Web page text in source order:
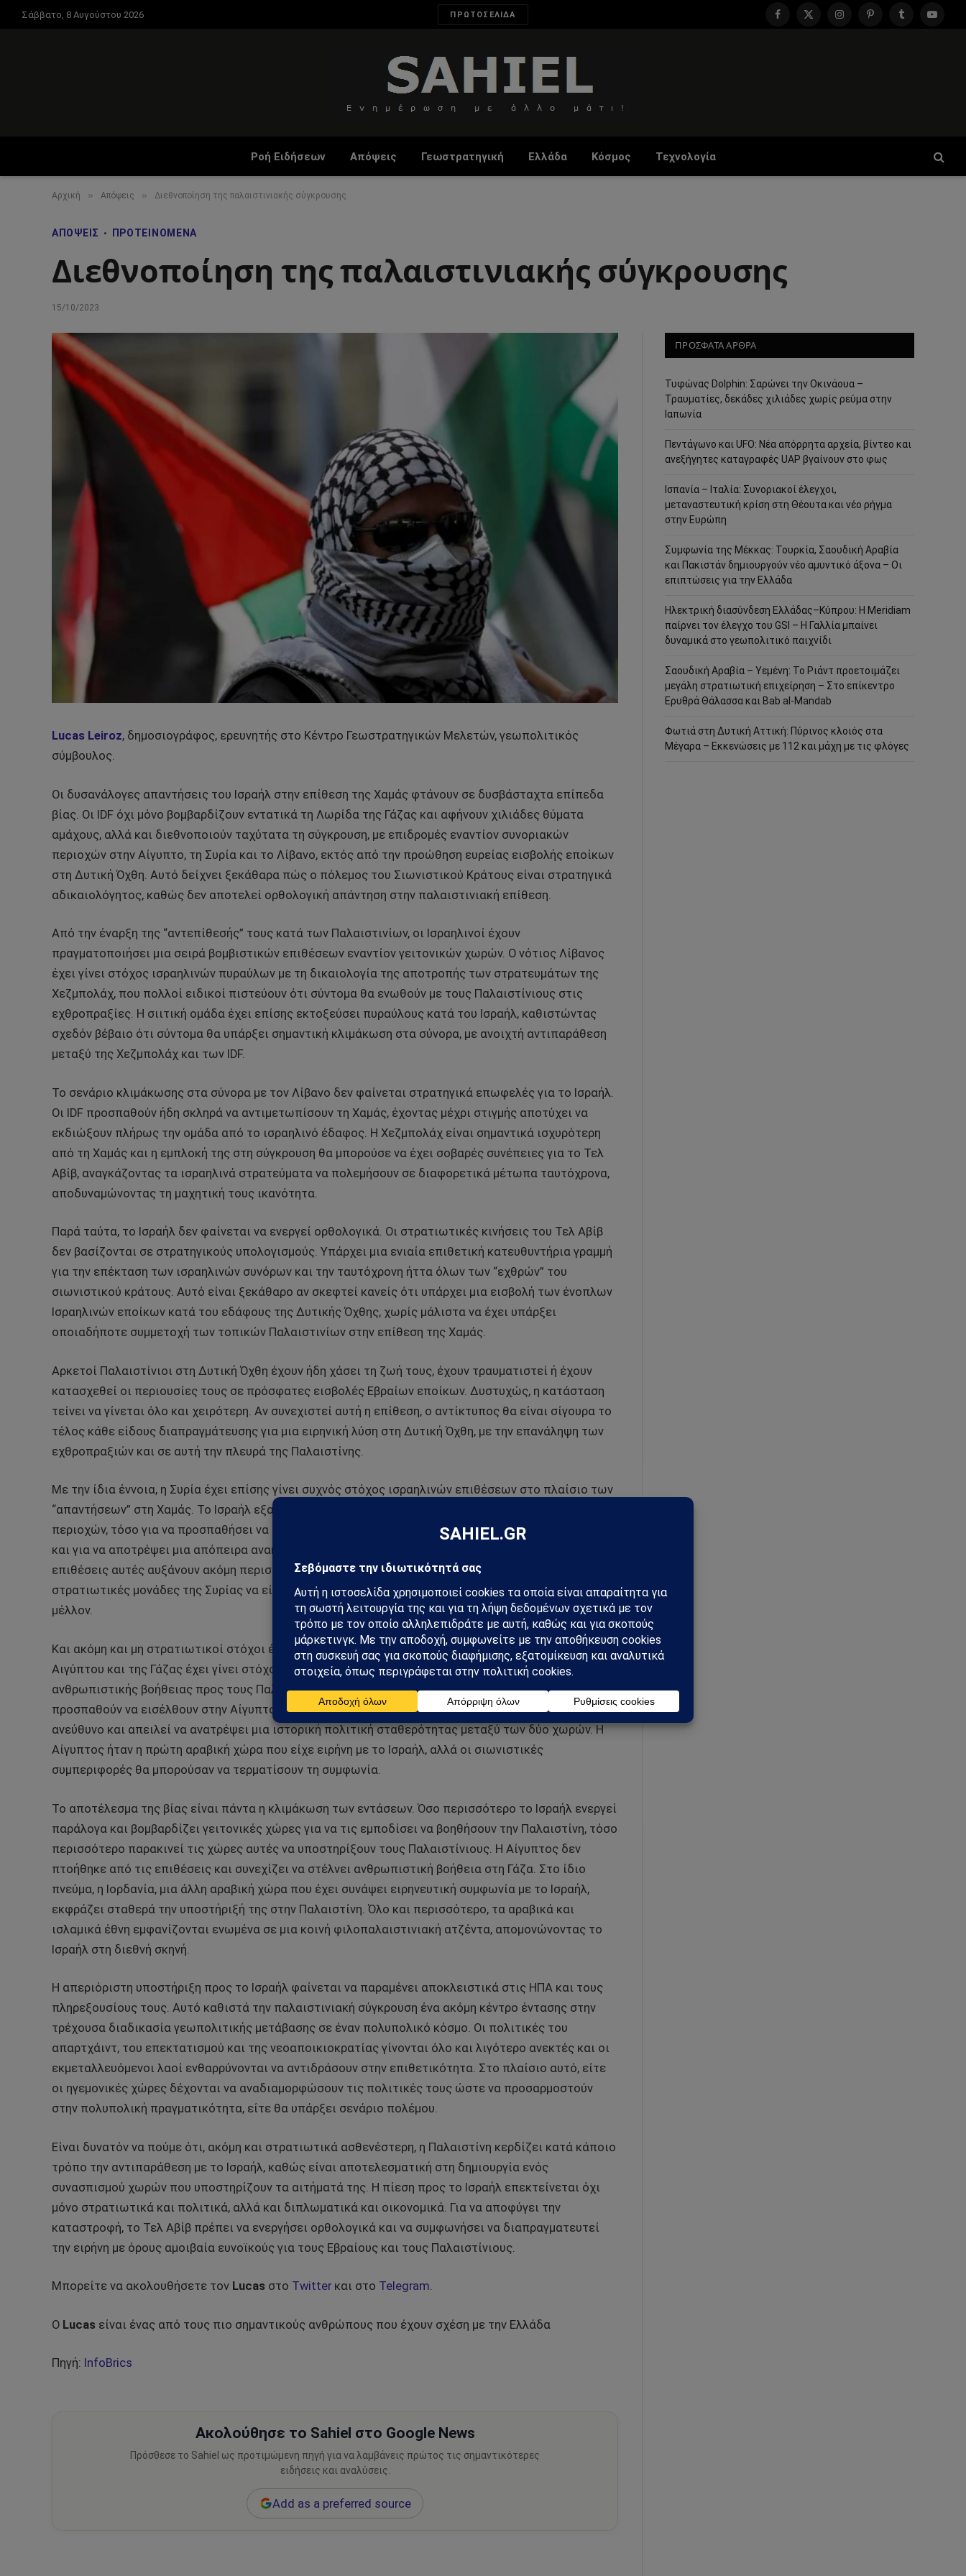
Σάββατο, 8 Αυγούστου 2026 ΠΡΩΤΟΣΕΛΙΔΑ
Facebook
X
InstagramPinterestTumblr
Ροή Ειδήσεων Απόψεις Γεωστρατηγική Ελλάδα Κόσμος Τεχνολογία
Αρχική » Απόψεις » Διεθνοποίηση της παλαιστινιακής σύγκρουσης
ΑΠΌΨΕΙΣ ΠΡΟΤΕΙΝΌΜΕΝΑ
Διεθνοποίηση της παλαιστινιακής σύγκρουσης
15/10/2023
Lucas Leiroz, δημοσιογράφος, ερευνητής στο Κέντρο Γεωστρατηγικών Μελετών, γεωπολιτικός
σύμβουλος.
Οι δυσανάλογες απαντήσεις του Ισραήλ στην επίθεση της Χαμάς φτάνουν σε δυσβάσταχτα επίπεδα
βίας. Οι IDF όχι μόνο βομβαρδίζουν εντατικά τη Λωρίδα της Γάζας και αφήνουν χιλιάδες θύματα
αμάχους, αλλά και διεθνοποιούν ταχύτατα τη σύγκρουση, με επιδρομές εναντίον συνοριακών
περιοχών στην Αίγυπτο, τη Συρία και το Λίβανο, εκτός από την προώθηση ευρείας εισβολής εποίκων
στη Δυτική Όχθη. Αυτό δείχνει ξεκάθαρα πώς ο πόλεμος του Σιωνιστικού Κράτους είναι στρατηγικά
αδικαιολόγητος, καθώς δεν αποτελεί ορθολογική απάντηση στην παλαιστινιακή επίθεση.
Από την έναρξη της “αντεπίθεσής” τους κατά των Παλαιστινίων, οι Ισραηλινοί έχουν
πραγματοποιήσει μια σειρά βομβιστικών επιθέσεων εναντίον γειτονικών χωρών. Ο νότιος Λίβανος
έχει γίνει στόχος ισραηλινών πυραύλων με τη δικαιολογία της αποτροπής των στρατευμάτων της
Χεζμπολάχ, που πολλοί ειδικοί πιστεύουν ότι σύντομα θα ενωθούν με τους Παλαιστίνιους στις
εχθροπραξίες. Η σιιτική ομάδα έχει επίσης εκτοξεύσει πυραύλους κατά του Ισραήλ, καθιστώντας
σχεδόν βέβαιο ότι σύντομα θα υπάρξει σημαντική κλιμάκωση στα σύνορα, με ανοιχτή αντιπαράθεση
μεταξύ της Χεζμπολάχ και των IDF.
Το σενάριο κλιμάκωσης στα σύνορα με τον Λίβανο δεν φαίνεται στρατηγικά επωφελές για το Ισραήλ.
Οι IDF προσπαθούν ήδη σκληρά να αντιμετωπίσουν τη Χαμάς, έχοντας μέχρι στιγμής αποτύχει να
εκδιώξουν πλήρως την ομάδα από το ισραηλινό έδαφος. Η Χεζμπολάχ είναι σημαντικά ισχυρότερη
από τη Χαμάς και η εμπλοκή της στη σύγκρουση θα μπορούσε να έχει σοβαρές συνέπειες για το Τελ
Αβίβ, αναγκάζοντας τα ισραηλινά στρατεύματα να πολεμήσουν σε διαφορετικά μέτωπα ταυτόχρονα,
αποδυναμώνοντας τη μαχητική τους ικανότητα.
Παρά ταύτα, το Ισραήλ δεν φαίνεται να ενεργεί ορθολογικά. Οι στρατιωτικές κινήσεις του Τελ Αβίβ
δεν βασίζονται σε στρατηγικούς υπολογισμούς. Υπάρχει μια ενιαία επιθετική κατευθυντήρια γραμμή
για την επέκταση των ισραηλινών συνόρων και την ταυτόχρονη ήττα όλων των “εχθρών” του
σιωνιστικού κράτους. Αυτό είναι ξεκάθαρο αν σκεφτεί κανείς ότι υπάρχει μια εισβολή των ένοπλων
Ισραηλινών εποίκων κατά του εδάφους της Δυτικής Όχθης, χωρίς μάλιστα να έχει υπάρξει
οποιαδήποτε συμμετοχή των τοπικών Παλαιστινίων στην επίθεση της Χαμάς.
Αρκετοί Παλαιστίνιοι στη Δυτική Όχθη έχουν ήδη χάσει τη ζωή τους, έχουν τραυματιστεί ή έχουν
κατασχεθεί οι περιουσίες τους σε πρόσφατες εισβολές Εβραίων εποίκων. Δυστυχώς, η κατάσταση
τείνει να γίνεται όλο και χειρότερη. Αν συνεχιστεί αυτή η επίθεση, ο αντίκτυπος θα είναι σίγουρα το
τέλος κάθε είδους διαπραγμάτευσης για μια ειρηνική λύση στη Δυτική Όχθη, με την επανάληψη των
εχθροπραξιών και σε αυτή την πλευρά της Παλαιστίνης.
Με την ίδια έννοια, η Συρία έχει επίσης γίνει συχνός στόχος ισραηλινών επιθέσεων στο πλαίσιο των
“απαντήσεων” στη Χαμάς. Το Ισραήλ εξαπέλυσε μια σειρά από επιθέσεις εναντίον συριακών
περιοχών, τόσο για να προσπαθήσει να τις αποτρέψει από το να βοηθήσουν τους Παλαιστίνιους όσο
και για να αποτρέψει μια απόπειρα ανακατάληψης των υψωμάτων του Γκολάν. Προφανώς, οι
επιθέσεις αυτές αυξάνουν ακόμη περισσότερο τις πιθανότητες κλιμάκωσης, με τις αυτόνομες
στρατιωτικές μονάδες της Συρίας να είναι πιθανό να ενταχθούν στους Παλαιστίνιους στο εγγύς
μέλλον.
Και ακόμη και μη στρατιωτικοί στόχοι έχουν καταστραφεί από τις IDF. Η συνοριακή περιοχή Ράφα της
Αιγύπτου και της Γάζας έχει γίνει στόχος βίαιων επιθέσεων με στόχο την παρεμπόδιση της άφιξης
ανθρωπιστικής βοήθειας προς τους Παλαιστίνιους, εκτός από τη δολοφονία προσφύγων που
προσπαθούν να εισέλθουν στην Αίγυπτο. Το μέτρο δεν έχει καμία στρατηγική αξία, είναι εντελώς
ανεύθυνο και απειλεί να ανατρέψει μια ιστορική πολιτική σταθερότητας μεταξύ των δύο χωρών. Η
Αίγυπτος ήταν η πρώτη αραβική χώρα που είχε ειρήνη με το Ισραήλ, αλλά οι σιωνιστικές
συμπεριφορές θα μπορούσαν να τερματίσουν τη συμφωνία.
Το αποτέλεσμα της βίας είναι πάντα η κλιμάκωση των εντάσεων. Όσο περισσότερο το Ισραήλ ενεργεί
παράλογα και βομβαρδίζει γειτονικές χώρες για να τις εμποδίσει να βοηθήσουν την Παλαιστίνη, τόσο
περισσότερο παρακινεί τις χώρες αυτές να υποστηρίξουν τους Παλαιστίνιους. Η Αίγυπτος δεν
πτοήθηκε από τις επιθέσεις και συνεχίζει να στέλνει ανθρωπιστική βοήθεια στη Γάζα. Στο ίδιο
πνεύμα, η Ιορδανία, μια άλλη αραβική χώρα που έχει συνάψει ειρηνευτική συμφωνία με το Ισραήλ,
εκφράζει σταθερά την υποστήριξή της στην Παλαιστίνη. Όλο και περισσότερο, τα αραβικά και
ισλαμικά έθνη εμφανίζονται ενωμένα σε μια κοινή φιλοπαλαιστινιακή ατζέντα, απομονώνοντας το
Ισραήλ στη διεθνή σκηνή.
Η απεριόριστη υποστήριξη προς το Ισραήλ φαίνεται να παραμένει αποκλειστικά στις ΗΠΑ και τους
πληρεξουσίους τους. Αυτό καθιστά την παλαιστινιακή σύγκρουση ένα ακόμη κέντρο έντασης στην
τρέχουσα διαδικασία γεωπολιτικής μετάβασης σε έναν πολυπολικό κόσμο. Οι πολιτικές του
απαρτχάιντ, του επεκτατισμού και της νεοαποικιοκρατίας γίνονται όλο και λιγότερο ανεκτές και οι
εκμεταλλευόμενοι λαοί ενθαρρύνονται να αντιδράσουν στην επιθετικότητα. Στο πλαίσιο αυτό, είτε
οι ηγεμονικές χώρες δέχονται να αναδιαμορφώσουν τις πολιτικές τους ώστε να προσαρμοστούν
στην πολυπολική πραγματικότητα, είτε θα υπάρξει σενάριο πολέμου.
Είναι δυνατόν να πούμε ότι, ακόμη και στρατιωτικά ασθενέστερη, η Παλαιστίνη κερδίζει κατά κάποιο
τρόπο την αντιπαράθεση με το Ισραήλ, καθώς είναι αποτελεσματική στη δημιουργία ενός
συνασπισμού χωρών που υποστηρίζουν τα αιτήματά της. Η πίεση προς το Ισραήλ επεκτείνεται όχι
μόνο στρατιωτικά και πολιτικά, αλλά και διπλωματικά και οικονομικά. Για να αποφύγει την
καταστροφή, το Τελ Αβίβ πρέπει να ενεργήσει ορθολογικά και να συμφωνήσει να διαπραγματευτεί
την ειρήνη με όρους αμοιβαία ευνοϊκούς για τους Εβραίους και τους Παλαιστίνιους.
Μπορείτε να ακολουθήσετε τον Lucas στο Twitterκαι στο Telegram.
Ο Lucas είναι ένας από τους πιο σημαντικούς ανθρώπους που έχουν σχέση με την Ελλάδα
Πηγή: InfoBrics
Ακολούθησε το Sahiel στο Google News
Πρόσθεσε το Sahiel ως προτιμώμενη πηγή για να λαμβάνεις πρώτος τις σημαντικότερες
ειδήσεις και αναλύσεις.
Add as a preferred source
ΠΡΟΣΦΑΤΑ ΑΡΘΡΑ
Τυφώνας Dolphin: Σαρώνει την Οκινάουα –
Τραυματίες, δεκάδες χιλιάδες χωρίς ρεύμα στην
Ιαπωνία
Πεντάγωνο και UFO: Νέα απόρρητα αρχεία, βίντεο και
ανεξήγητες καταγραφές UAP βγαίνουν στο φως
Ισπανία – Ιταλία: Συνοριακοί έλεγχοι,
μεταναστευτική κρίση στη Θέουτα και νέο ρήγμα
στην Ευρώπη
Συμφωνία της Μέκκας: Τουρκία, Σαουδική Αραβία
και Πακιστάν δημιουργούν νέο αμυντικό άξονα – Οι
επιπτώσεις για την Ελλάδα
Ηλεκτρική διασύνδεση Ελλάδας–Κύπρου: Η Meridiam
παίρνει τον έλεγχο του GSI – Η Γαλλία μπαίνει
δυναμικά στο γεωπολιτικό παιχνίδι
Σαουδική Αραβία – Υεμένη: Το Ριάντ προετοιμάζει
μεγάλη στρατιωτική επιχείρηση – Στο επίκεντρο
Ερυθρά Θάλασσα και Bab al-Mandab
Φωτιά στη Δυτική Αττική: Πύρινος κλοιός στα
Μέγαρα – Εκκενώσεις με 112 και μάχη με τις φλόγες